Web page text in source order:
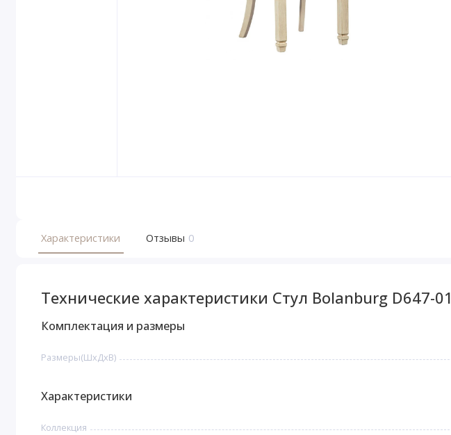
Характеристики Отзывы 0
Технические характеристики Стул Bolanburg D647-01
Комплектация и размеры
Размеры(ШхДхВ)
Характеристики
Коллекция